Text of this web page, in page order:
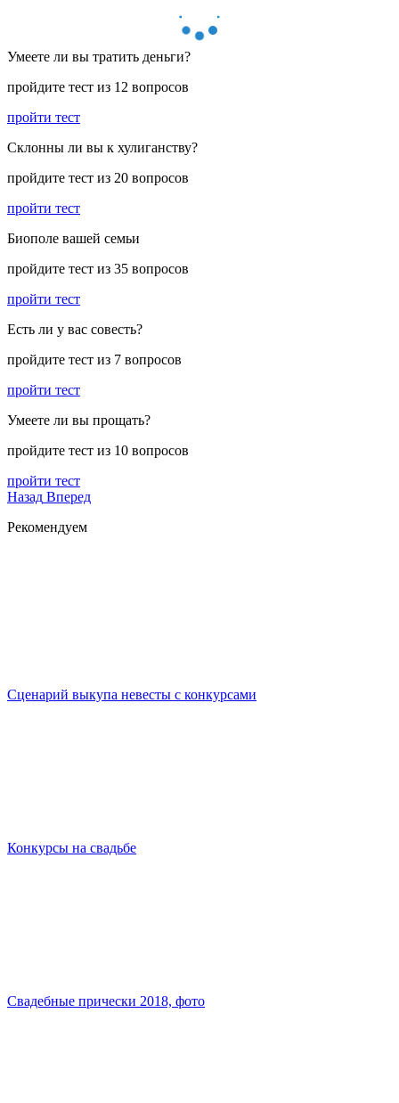
Умеете ли вы тратить деньги?
пройдите тест из 12 вопросов
пройти тест
Склонны ли вы к хулиганству?
пройдите тест из 20 вопросов
пройти тест
Биополе вашей семьи
пройдите тест из 35 вопросов
пройти тест
Есть ли у вас совесть?
пройдите тест из 7 вопросов
пройти тест
Умеете ли вы прощать?
пройдите тест из 10 вопросов
пройти тест
Назад Вперед
Рекомендуем
Сценарий выкупа невесты с конкурсами
Конкурсы на свадьбе
Свадебные прически 2018, фото